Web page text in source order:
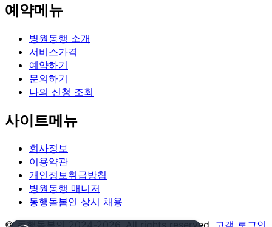
예약메뉴
병원동행 소개
서비스가격
예약하기
문의하기
나의 신청 조회
사이트메뉴
회사정보
이용약관
개인정보취급방침
병원동행 매니저
동행돌봄인 상시 채용